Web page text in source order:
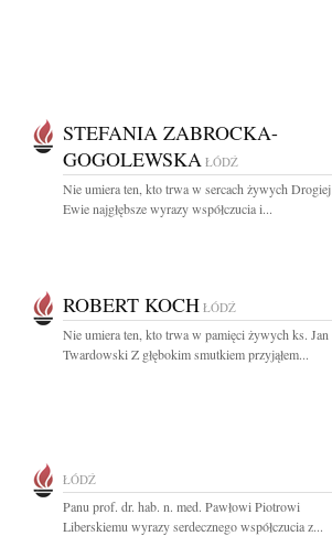
STEFANIA ZABROCKA-
GOGOLEWSKA ŁÓDŹ
Nie umiera ten, kto trwa w sercach żywych Drogiej
Ewie najgłębsze wyrazy współczucia i...
ROBERT KOCH ŁÓDŹ
Nie umiera ten, kto trwa w pamięci żywych ks. Jan
Twardowski Z głębokim smutkiem przyjąłem...
ŁÓDŹ
Panu prof. dr. hab. n. med. Pawłowi Piotrowi
Liberskiemu wyrazy serdecznego współczucia z...